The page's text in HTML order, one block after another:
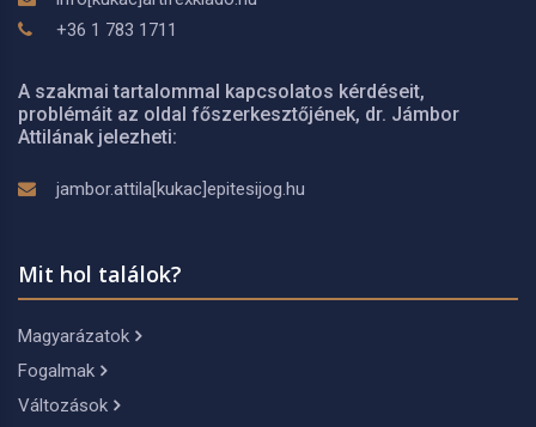
+36 1 783 1711
A szakmai tartalommal kapcsolatos kérdéseit,
problémáit az oldal főszerkesztőjének, dr. Jámbor
Attilának jelezheti:
jambor.attila[kukac]epitesijog.hu
Mit hol találok?
Magyarázatok
Fogalmak
Változások